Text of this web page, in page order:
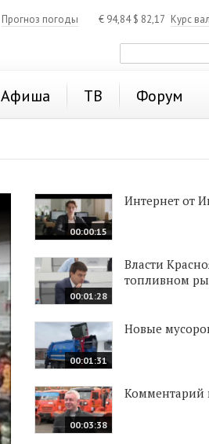
Прогноз погоды € 94,84$ 82,17 Курс
Афиша ТВ Форум
00:00:15
Интернет от
00:01:28
Власти
топливном
00:01:31
Новые
00:03:38
Комментарий